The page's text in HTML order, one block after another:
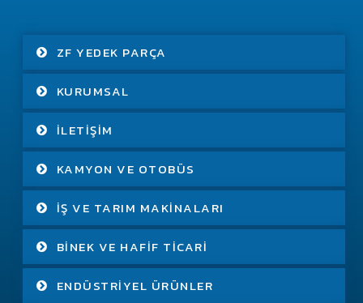
ZF YEDEK PARÇA
KURUMSAL
İLETIŞIM
KAMYON VE OTOBÜS
İŞ VE TARIM MAKINALARI
BINEK VE HAFIF TICARI
ENDÜSTRIYEL ÜRÜNLER